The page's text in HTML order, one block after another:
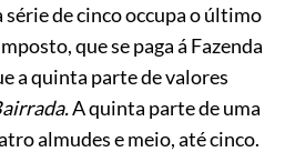
de cinco occupa o último
que se paga á Fazenda
a quinta parte de valores
A quinta parte de uma
almudes e meio, até cinco.